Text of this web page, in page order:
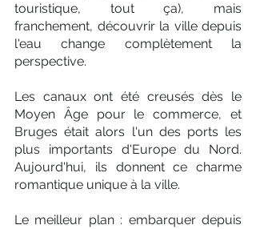
touristique, tout ça), mais
franchement, découvrir la ville depuis
l'eau change complètement la
perspective.
Les canaux ont été creusés dès le
Moyen Âge pour le commerce, et
Bruges était alors l'un des ports les
plus importants d'Europe du Nord.
Aujourd'hui, ils donnent ce charme
romantique unique à la ville.
Le meilleur plan : embarquer depuis